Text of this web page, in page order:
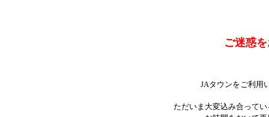
ご迷惑
JAタウンをご利用
ただいま大変込み合って